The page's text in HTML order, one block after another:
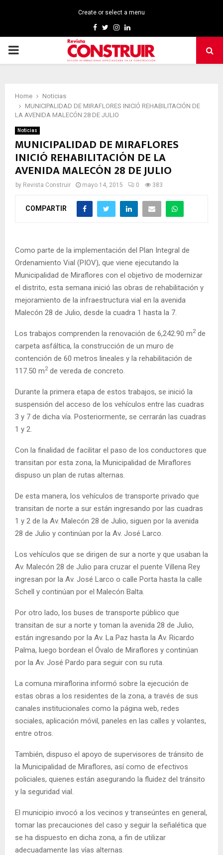
Create or select a menu
Facebook
TwitterInstagram
Linkedin
PRIMARY
Home
Noticias
MUNICIPALIDAD DE MIRAFLORES INICIÓ REHABILITACIÓN DE
LA AVENIDA MALECÓN 28 DE JULIO
Noticias
MUNICIPALIDAD DE MIRAFLORES
INICIÓ REHABILITACIÓN DE LA
AVENIDA MALECÓN 28 DE JULIO
by Revista Construir mayo 14, 2015 0 383
COMPARTIR
Como parte de la implementación del Plan Integral de
Ordenamiento Vial (PIOV), que viene ejecutando la
Municipalidad de Miraflores con el objetivo de modernizar
el distrito, esta semana inició las obras de rehabilitación y
mejoramiento de la infraestructura vial en la avenida
Malecón 28 de Julio, desde la cuadra 1 hasta la 7.
Los trabajos comprenden la renovación de 6,242.90 m2de
carpeta asfáltica, la construcción de un muro de
contención de 60 metros lineales y la rehabilitación de
117.50 m2de vereda de concreto.
Durante la primera etapa de estos trabajos, se inició la
suspensión del acceso de los vehículos entre las cuadras
3 y 7 de dicha vía. Posteriormente, se cerrarán las cuadras
1 y 2.
Con la finalidad de facilitar el paso de los conductores que
transitan por esta zona, la Municipalidad de Miraflores
dispuso un plan de rutas alternas.
De esta manera, los vehículos de transporte privado que
transitan de norte a sur están ingresando por las cuadras
1 y 2 de la Av. Malecón 28 de Julio, siguen por la avenida
28 de Julio y continúan por la Av. José Larco.
Los vehículos que se dirigen de sur a norte y que usaban la
Av. Malecón 28 de Julio para cruzar el puente Villena Rey
ingresan por la Av. José Larco o calle Porta hasta la calle
Schell y continúan por el Malecón Balta.
Por otro lado, los buses de transporte público que
transitan de sur a norte y toman la avenida 28 de Julio,
están ingresando por la Av. La Paz hasta la Av. Ricardo
Palma, luego bordean el Óvalo de Miraflores y continúan
por la Av. José Pardo para seguir con su ruta.
La comuna miraflorina informó sobre la ejecución de
estas obras a los residentes de la zona, a través de sus
canales institucionales como la página web, redes
sociales, aplicación móvil, paneles en las calles y volantes,
entre otros.
También, dispuso el apoyo de supervisores de tránsito de
la Municipalidad de Miraflores, así como de efectivos
policiales, quienes están asegurando la fluidez del tránsito
y la seguridad vial.
El municipio invocó a los vecinos y transeúntes en general,
tomar las precauciones del caso y seguir la señalética que
se ha dispuesto en dicha zona, a fin de utilizar
adecuadamente las vías alternas.